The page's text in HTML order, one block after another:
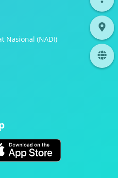
Nasional (NADI)